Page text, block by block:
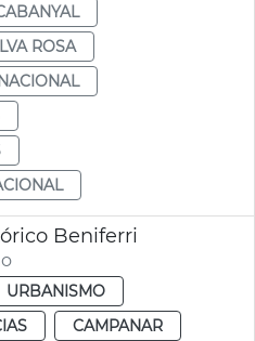
ROSA
Beniferri
URBANISMO
CAMPANAR